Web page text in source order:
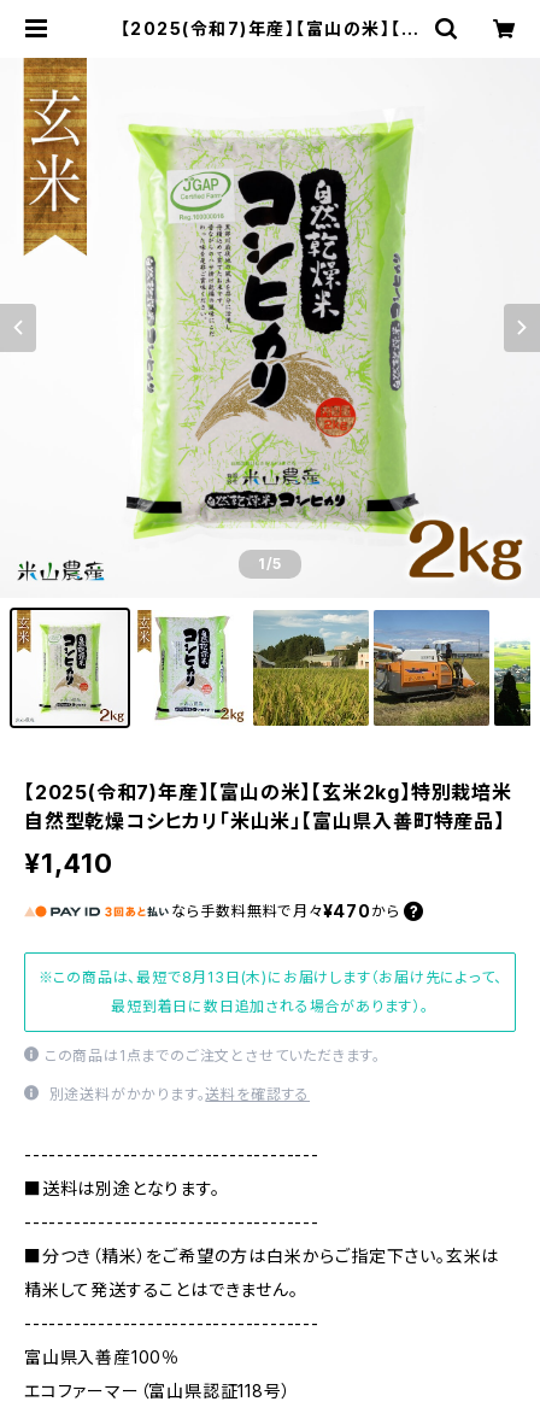
【2025(令和7)年産】【富山の米】【玄
の特別栽培コシヒカリ【米山米】
1/5
【2025(令和7)年産】【富山の米】【玄米2kg】特別栽培米
自然型乾燥コシヒカリ「米山米」【富山県入善町特産品】
¥1,410
なら 手数料無料で 月々¥470 から
※この商品は、最短で8月13日(木)にお届けします（お届け先によって、
最短到着日に数日追加される場合があります）。
この商品は1点までのご注文とさせていただきます。
別途送料がかかります。送料を確認する
------------------------------------
■送料は別途となります。
------------------------------------
■分つき（精米）をご希望の方は白米からご指定下さい。玄米は
精米して発送することはできません。
------------------------------------
富山県入善産100％
エコファーマー（富山県認証118号）